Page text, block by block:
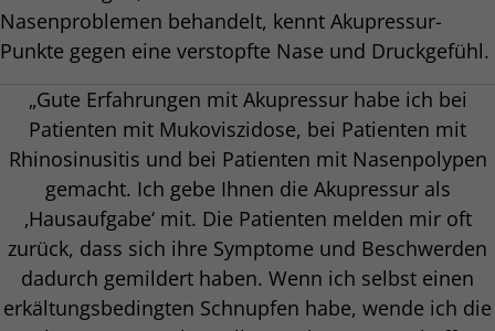
Nasenproblemen behandelt, kennt Akupressur-
Punkte gegen eine verstopfte Nase und Druckgefühl.
„Gute Erfahrungen mit Akupressur habe ich bei
Patienten mit Mukoviszidose, bei Patienten mit
Rhinosinusitis und bei Patienten mit Nasenpolypen
gemacht. Ich gebe Ihnen die Akupressur als
‚Hausaufgabe‘ mit. Die Patienten melden mir oft
zurück, dass sich ihre Symptome und Beschwerden
dadurch gemildert haben. Wenn ich selbst einen
erkältungsbedingten Schnupfen habe, wende ich die